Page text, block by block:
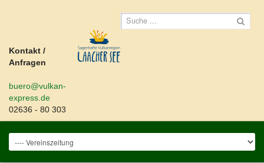
Kontakt /
Anfragen
buero@vulkan-
express.de
02636 - 80 303